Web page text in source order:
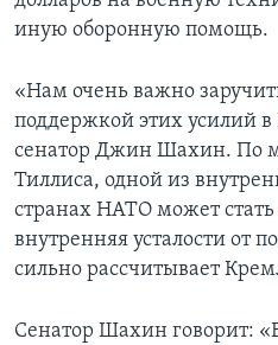
иную оборонную помощь.
«Нам очень важно
поддержкой этих усилий в
сенатор Джин Шахин. По
Тиллиса, одной из
странах НАТО может стать
внутренняя усталости от
сильно рассчитывает
Сенатор Шахин говорит: